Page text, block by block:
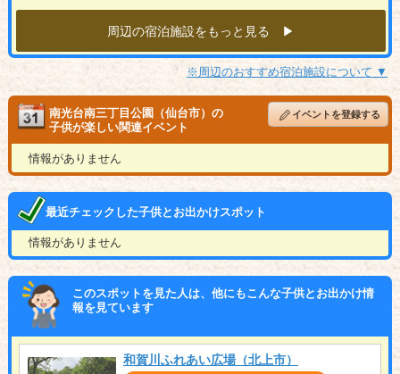
周辺の宿泊施設をもっと見る ▶︎
※周辺のおすすめ宿泊施設について ▼
南光台南三丁目公園（仙台市）の
子供が楽しい関連イベント
イベントを登録する
情報がありません
最近チェックした子供とお出かけスポット
情報がありません
このスポットを見た人は、他にもこんな子供とお出かけ情
報を見ています
和賀川ふれあい広場（北上市）